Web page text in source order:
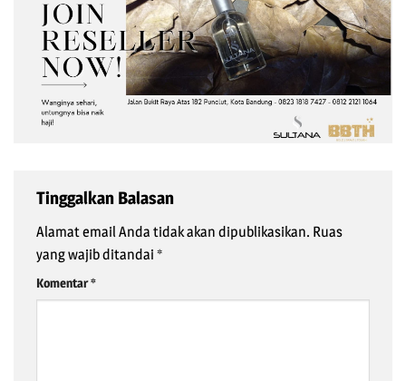
Tinggalkan Balasan
Alamat email Anda tidak akan dipublikasikan. Ruas
yang wajib ditandai *
Komentar*